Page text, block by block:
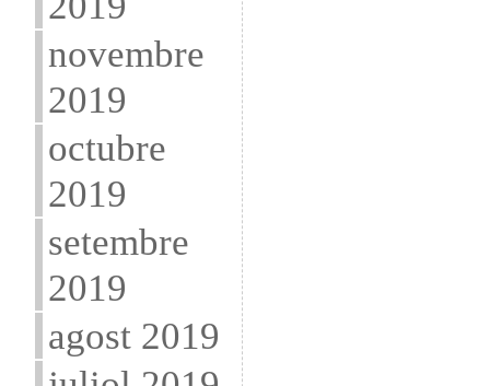
novembre
2019
octubre
2019
setembre
2019
agost 2019